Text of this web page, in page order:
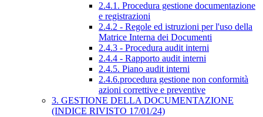
2.4.1. Procedura gestione documentazione
e registrazioni
2.4.2 - Regole ed istruzioni per l'uso della
Matrice Interna dei Documenti
2.4.3 - Procedura audit interni
2.4.4 - Rapporto audit interni
2.4.5. Piano audit interni
2.4.6.procedura gestione non conformità
azioni correttive e preventive
3. GESTIONE DELLA DOCUMENTAZIONE
(INDICE RIVISTO 17/01/24)